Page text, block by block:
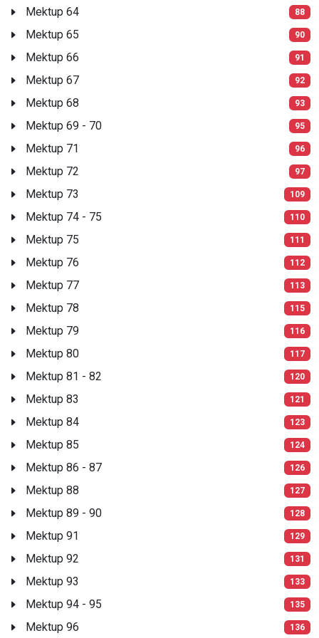
Mektup 64 88
Mektup 65 90
Mektup 66 91
Mektup 67 92
Mektup 68 93
Mektup 69 - 70 95
Mektup 71 96
Mektup 72 97
Mektup 73 109
Mektup 74 - 75 110
Mektup 75 111
Mektup 76 112
Mektup 77 113
Mektup 78 115
Mektup 79 116
Mektup 80 117
Mektup 81 - 82 120
Mektup 83 121
Mektup 84 123
Mektup 85 124
Mektup 86 - 87 126
Mektup 88 127
Mektup 89 - 90 128
Mektup 91 129
Mektup 92 131
Mektup 93 133
Mektup 94 - 95 135
Mektup 96 136